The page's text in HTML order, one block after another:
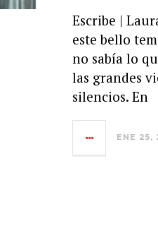
Escribe |
este bello
no sabía lo
las grandes
silencios. En
ENE 25,